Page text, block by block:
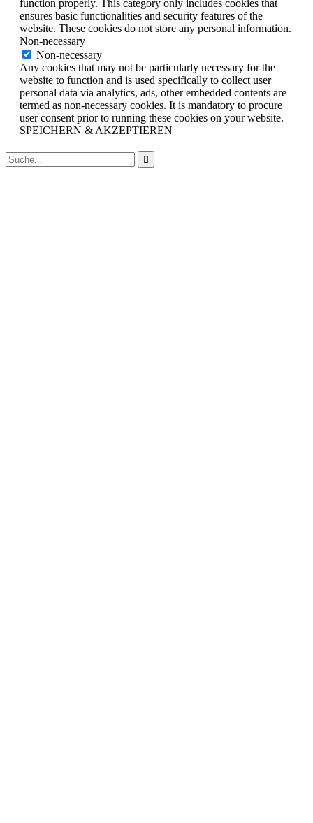
function properly. This category only includes cookies that
ensures basic functionalities and security features of the
website. These cookies do not store any personal information.
Non-necessary
Non-necessary
Any cookies that may not be particularly necessary for the
website to function and is used specifically to collect user
personal data via analytics, ads, other embedded contents are
termed as non-necessary cookies. It is mandatory to procure
user consent prior to running these cookies on your website.
SPEICHERN & AKZEPTIEREN